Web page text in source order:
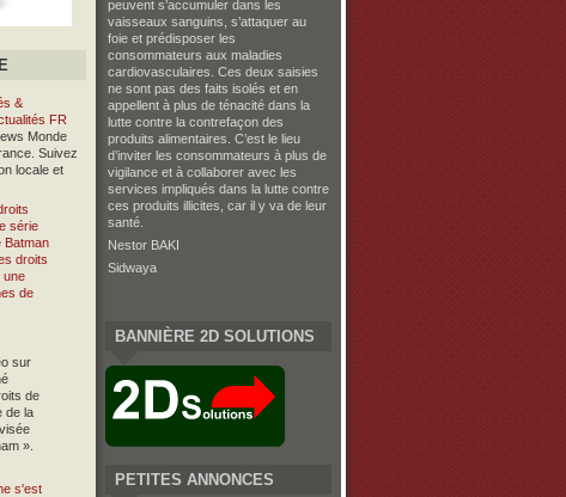
&
FR
Monde
Suivez
locale et
série
Batman
sur
de
de la
».
s'est
peuvent s’accumuler dans les
vaisseaux sanguins, s’attaquer au
foie et prédisposer les
consommateurs aux maladies
cardiovasculaires. Ces deux saisies
ne sont pas des faits isolés et en
appellent à plus de ténacité dans la
lutte contre la contrefaçon des
produits alimentaires. C’est le lieu
d’inviter les consommateurs à plus de
vigilance et à collaborer avec les
services impliqués dans la lutte contre
ces produits illicites, car il y va de leur
santé.
Nestor BAKI
Sidwaya
BANNIÈRE 2D SOLUTIONS
PETITES ANNONCES